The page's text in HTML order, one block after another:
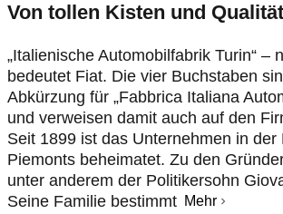
Von tollen Kisten und
„Italienische Automobilfabrik Turin“ –
bedeutet Fiat. Die vier Buchstaben
Abkürzung für „Fabbrica Italiana
und verweisen damit auch auf den
Seit 1899 ist das Unternehmen in der
Piemonts beheimatet. Zu den
unter anderem der Politikersohn
Seine Familie bestimmt Mehr